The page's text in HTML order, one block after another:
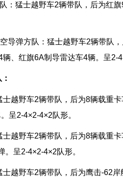
：猛士越野车2辆带队，后为红
导弹方队：猛士越野车2辆带队
、红旗6A制导雷达车4辆。呈2-
士越野车2辆带队，后为8辆载重
呈2-4×2-4×2队形。
士越野车2辆带队，后为8辆载重
呈2-4×2-4×2队形。
士越野车2辆带队，后为鹰击-62